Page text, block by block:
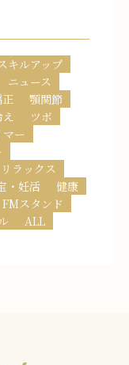
キルアップ
ニュース
顎関節
ツボ
ー
リラックス
・妊活
健康
FMスタンド
ALL